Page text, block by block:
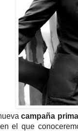
campaña
el que